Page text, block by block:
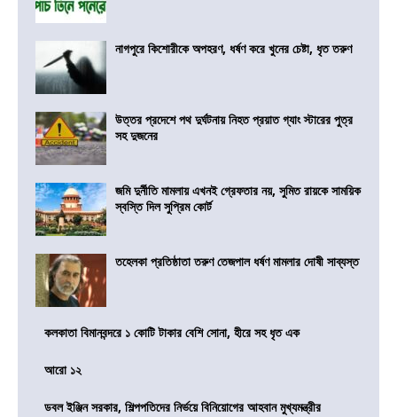
নাগপুরে কিশোরীকে অপহরণ, ধর্ষণ করে খুনের চেষ্টা, ধৃত তরুণ
উত্তর প্রদেশে পথ দুর্ঘটনায় নিহত প্রয়াত গ্যাং স্টারের পুত্র
সহ দুজনের
জমি দুর্নীতি মামলায় এখনই গ্রেফতার নয়, সুমিত রায়কে সাময়িক
স্বস্তি দিল সুপ্রিম কোর্ট
তহেলকা প্রতিষ্ঠাতা তরুণ তেজপাল ধর্ষণ মামলার দোষী সাব্যস্ত
কলকাতা বিমানবন্দরে ১ কোটি টাকার বেশি সোনা, হীরে সহ ধৃত এক
আরো ১২
ডবল ইঞ্জিন সরকার, শিল্পপতিদের নির্ভয়ে বিনিয়োগের আহবান মুখ্যমন্ত্রীর